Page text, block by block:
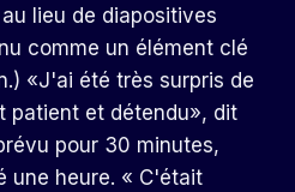
lieu de diapositives
comme un élément clé
«J'ai été très surpris de
patient et détendu», dit
pour 30 minutes,
une heure. « C'était